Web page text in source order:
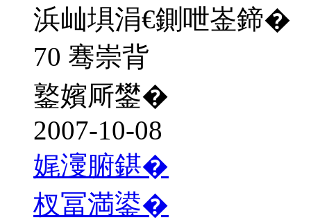
浜屾埧涓€鍘呭崟鍗�
70 骞崇背
鐜嬪厛鐢�
2007-10-08
娓濅腑鍖�
杈冨満鍙�